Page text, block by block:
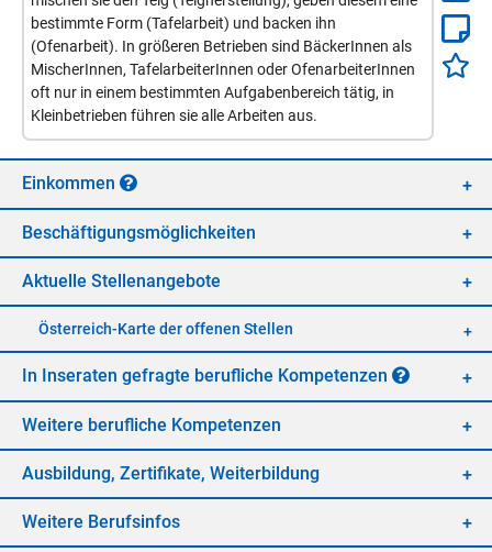
bestimmte Form (Tafelarbeit) und backen ihn
(Ofenarbeit). In größeren Betrieben sind BäckerInnen als
MischerInnen, TafelarbeiterInnen oder OfenarbeiterInnen
oft nur in einem bestimmten Aufgabenbereich tätig, in
Kleinbetrieben führen sie alle Arbeiten aus.
Ein­kom­men
Be­schäf­ti­gungs­mög­lich­kei­ten
Ak­tu­el­le Stel­len­an­ge­bo­te
Öster­reich-Kar­te der of­fe­nen Stel­len
In In­se­ra­ten ge­frag­te be­ruf­li­che Kom­pe­ten­zen
Wei­te­re be­ruf­li­che Kom­pe­ten­zen
Aus­bil­dung, Zer­ti­fi­ka­te, Wei­ter­bil­dung
Wei­te­re Be­rufs­in­fos